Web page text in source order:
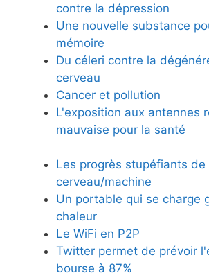
contre la dépression
Une nouvelle substance
mémoire
Du céleri contre la
cerveau
Cancer et pollution
L'exposition aux antennes
mauvaise pour la santé
Les progrès stupéfiants
cerveau/machine
Un portable qui se charge
chaleur
Le WiFi en P2P
Twitter permet de prévoir
bourse à 87%